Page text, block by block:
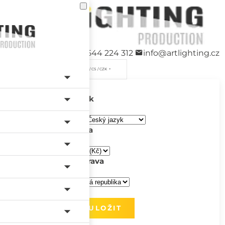
+420 544 224 312 info@artlighting.cz
/ CS / CZK
Jazyk
Měna
Doprava